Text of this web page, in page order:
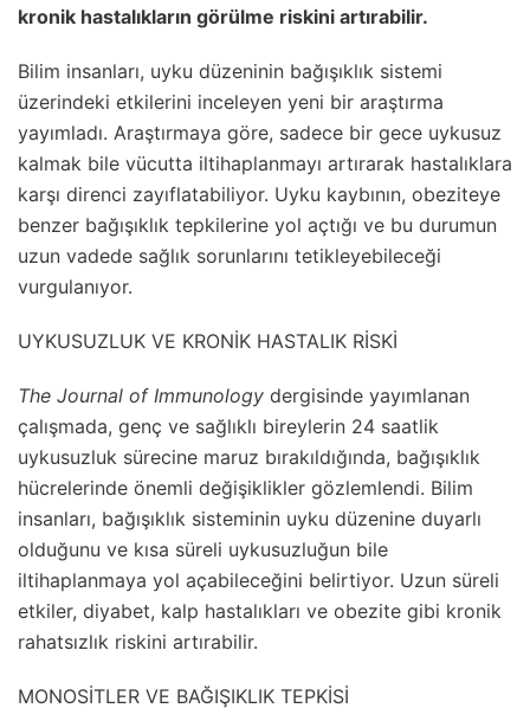
kronik hastalıkların görülme riskini artırabilir.
Bilim insanları, uyku düzeninin bağışıklık sistemi
üzerindeki etkilerini inceleyen yeni bir araştırma
yayımladı. Araştırmaya göre, sadece bir gece uykusuz
kalmak bile vücutta iltihaplanmayı artırarak hastalıklara
karşı direnci zayıflatabiliyor. Uyku kaybının, obeziteye
benzer bağışıklık tepkilerine yol açtığı ve bu durumun
uzun vadede sağlık sorunlarını tetikleyebileceği
vurgulanıyor.
UYKUSUZLUK VE KRONİK HASTALIK RİSKİ
The Journal of Immunology dergisinde yayımlanan
çalışmada, genç ve sağlıklı bireylerin 24 saatlik
uykusuzluk sürecine maruz bırakıldığında, bağışıklık
hücrelerinde önemli değişiklikler gözlemlendi. Bilim
insanları, bağışıklık sisteminin uyku düzenine duyarlı
olduğunu ve kısa süreli uykusuzluğun bile
iltihaplanmaya yol açabileceğini belirtiyor. Uzun süreli
etkiler, diyabet, kalp hastalıkları ve obezite gibi kronik
rahatsızlık riskini artırabilir.
MONOSİTLER VE BAĞIŞIKLIK TEPKİSİ